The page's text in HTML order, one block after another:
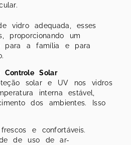
vidro adequada, esses
proporcionando um
para a família e para
Solar
solar e UV nos vidros
interna estável,
dos ambientes. Isso
e confortáveis.
de uso de ar-